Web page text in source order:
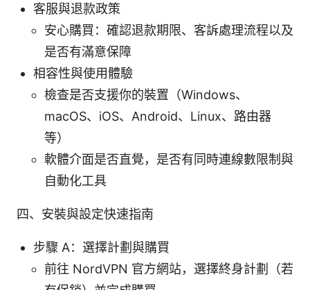
客服與退款政策
安心購買：確認退款期限、客訴處理流程以及
是否有滿意保障
相容性與使用體驗
檢查是否支援你的裝置（Windows、
macOS、iOS、Android、Linux、路由器
等）
軟體介面是否直覺，是否有同時連線數限制與
自動化工具
四、安裝與設定快速指南
步驟 A：選擇計劃與購買
前往 NordVPN 官方網站，選擇終身計劃（若